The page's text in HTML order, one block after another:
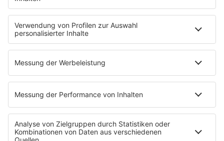
Çocukların Yüzde 40’ı
Güvenli Bisiklet
Kullanamıyor
Sıcaklar Kapıda,
İçin" Diyor
Metropol FM uygulama formatında da
mevcuttur.
Her zaman, her yerde bilgi sahibi olun!
Uygulamamızla artık tüm özelliklere tek tıkla
ulaşabilirsiniz! iOS ve Android için!